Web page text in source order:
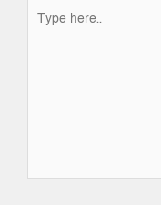
here..